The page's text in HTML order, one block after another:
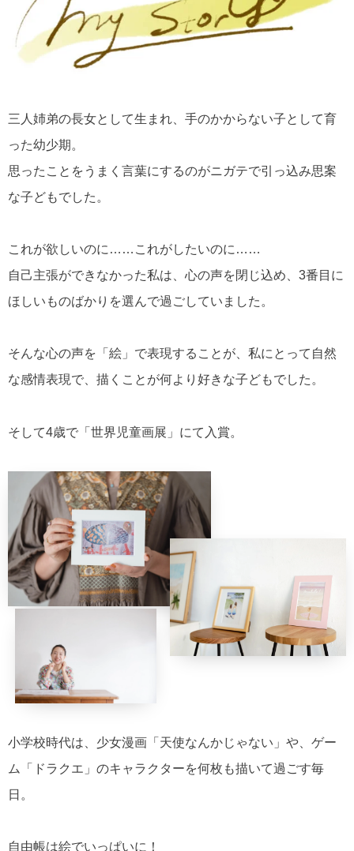
三人姉弟の長女として生まれ、手のかからない子として育
った幼少期。
思ったことをうまく言葉にするのがニガテで引っ込み思案
な子どもでした。
これが欲しいのに……これがしたいのに……
自己主張ができなかった私は、心の声を閉じ込め、3番目に
ほしいものばかりを選んで過ごしていました。
そんな心の声を「絵」で表現することが、私にとって自然
な感情表現で、描くことが何より好きな子どもでした。
そして4歳で「世界児童画展」にて入賞。
小学校時代は、少女漫画「天使なんかじゃない」や、ゲー
ム「ドラクエ」のキャラクターを何枚も描いて過ごす毎
日。
自由帳は絵でいっぱいに！